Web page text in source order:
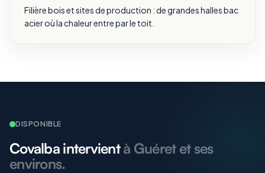
Filière bois et sites de production : de grandes halles bac
acier où la chaleur entre par le toit.
DISPONIBLE
Covalba intervientà Guéret et ses
environs.